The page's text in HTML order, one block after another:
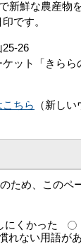
新鮮な農産物
です。
26
ット「きらら
ちら
（新し
ため、このペ
にくかった
れない用語が